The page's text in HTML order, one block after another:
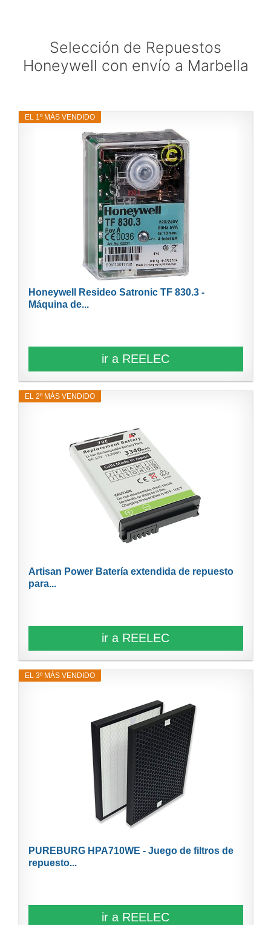
Selección de Repuestos
Honeywell con envío a Marbella
EL 1º MÁS VENDIDO
Honeywell Resideo Satronic TF 830.3 -
Máquina de...
ir a REELEC
EL 2º MÁS VENDIDO
Artisan Power Batería extendida de repuesto
para...
ir a REELEC
EL 3º MÁS VENDIDO
PUREBURG HPA710WE - Juego de filtros de
repuesto...
ir a REELEC